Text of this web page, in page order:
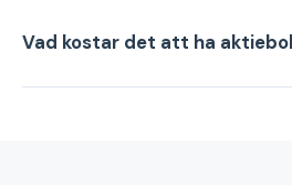
Vad kostar det att ha